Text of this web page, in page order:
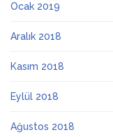
Ocak 2019
Aralık 2018
Kasım 2018
Eylül 2018
Ağustos 2018